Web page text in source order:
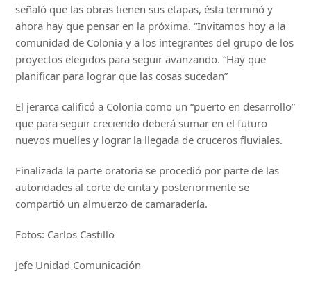
señaló que las obras tienen sus etapas, ésta terminó y
ahora hay que pensar en la próxima. “Invitamos hoy a la
comunidad de Colonia y a los integrantes del grupo de los
proyectos elegidos para seguir avanzando. “Hay que
planificar para lograr que las cosas sucedan”
El jerarca calificó a Colonia como un “puerto en desarrollo”
que para seguir creciendo deberá sumar en el futuro
nuevos muelles y lograr la llegada de cruceros fluviales.
Finalizada la parte oratoria se procedió por parte de las
autoridades al corte de cinta y posteriormente se
compartió un almuerzo de camaradería.
Fotos: Carlos Castillo
Jefe Unidad Comunicación